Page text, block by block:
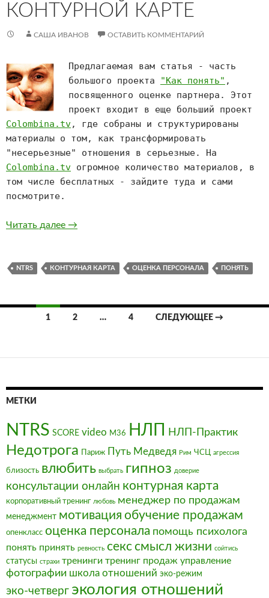
КОНТУРНОЙ КАРТЕ
САША ИВАНОВ ОСТАВИТЬ КОММЕНТАРИЙ
Предлагаемая вам статья - часть
большого проекта
"Как понять" ,
посвященного оценке партнера. Этот
проект входит в еще больший проект
Colombina.tv, где собраны и структурированы
материалы о том, как трансформировать
"несерьезные" отношения в серьезные. На
Colombina.tv огромное количество материалов, в
том числе бесплатных - зайдите туда и сами
посмотрите.
Читать далее Как понять человека – плюсы и минусы в
→
NTRS КОНТУРНАЯ КАРТА ОЦЕНКА ПЕРСОНАЛА ПОНЯТЬ
Навигация
записям
1 2 … 4 СЛЕДУЮЩЕЕ →
МЕТКИ
NTRS SCORE video М36 НЛП НЛП-Практик
Недотрога Париж Путь Медведя Рим ЧСЦ агрессия
близость влюбить выбрать гипноз доверие
консультации онлайн контурная карта
корпоративный тренинг любовь менеджер по продажам
менеджмент мотивация обучение продажам
опенкласс оценка персонала помощь психолога
понять принять ревность секссмысл жизни сойтись
статусы страхи тренинги тренинг продаж управление
фотографии школа отношений эко-режим
эко-четверг экология отношений